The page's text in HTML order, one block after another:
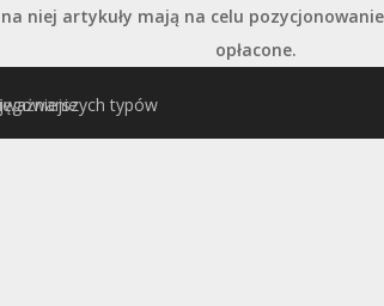
niej artykuły mają na celu
opłacone.
typów